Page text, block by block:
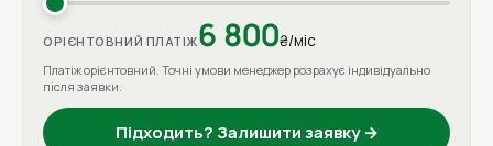
ОРІЄНТОВНИЙ ПЛАТІЖ6 800₴/міс
Платіж орієнтовний. Точні умови менеджер розрахує індивідуально
після заявки.
Підходить? Залишити заявку →